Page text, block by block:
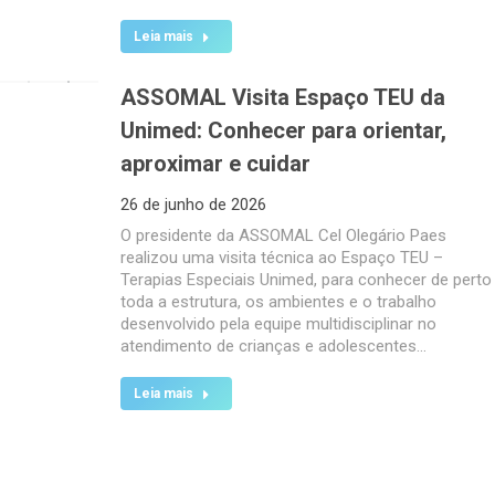
Leia mais
ASSOMAL Visita Espaço TEU da
Unimed: Conhecer para orientar,
aproximar e cuidar
26 de junho de 2026
O presidente da ASSOMAL Cel Olegário Paes
realizou uma visita técnica ao Espaço TEU –
Terapias Especiais Unimed, para conhecer de perto
toda a estrutura, os ambientes e o trabalho
desenvolvido pela equipe multidisciplinar no
atendimento de crianças e adolescentes…
Leia mais